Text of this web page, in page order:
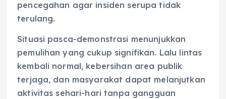
pencegahan agar insiden serupa tidak
terulang.
Situasi pasca-demonstrasi menunjukkan
pemulihan yang cukup signifikan. Lalu lintas
kembali normal, kebersihan area publik
terjaga, dan masyarakat dapat melanjutkan
aktivitas sehari-hari tanpa gangguan